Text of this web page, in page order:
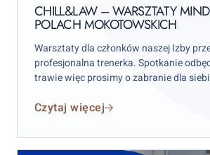
Polach
Mokotowskich
CHILL&LAW – WARSZTATY
POLACH MOKOTOWSKICH
Warsztaty dla członków naszej Izby
profesjonalna trenerka. Spotkanie
trawie więc prosimy o zabranie dla
Czytaj więcej